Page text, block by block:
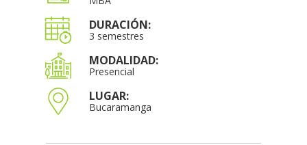
DURACIÓN:
3 semestres
MODALIDAD:
Presencial
LUGAR:
Bucaramanga